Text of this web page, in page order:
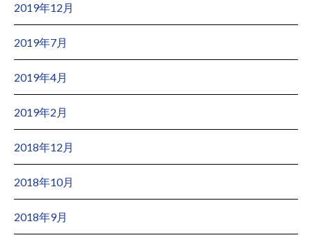
2019年12月
2019年7月
2019年4月
2019年2月
2018年12月
2018年10月
2018年9月